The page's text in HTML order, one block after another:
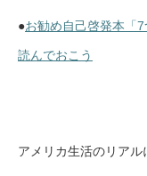
●お勧め自己啓発本「
読んでおこう
アメリカ生活のリア